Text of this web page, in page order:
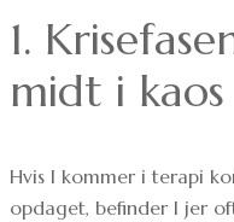
1.
midt i kaos
Hvis I kommer i terapi
opdaget, befinder I jer